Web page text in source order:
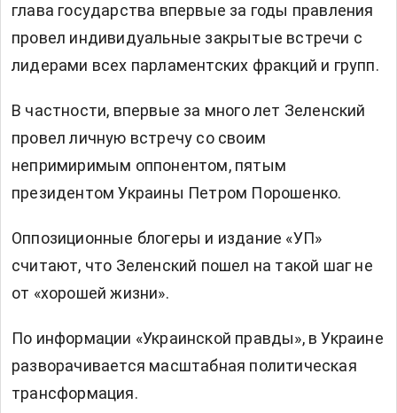
глава государства впервые за годы правления
провел индивидуальные закрытые встречи с
лидерами всех парламентских фракций и групп.
В частности, впервые за много лет Зеленский
провел личную встречу со своим
непримиримым оппонентом, пятым
президентом Украины Петром Порошенко.
Оппозиционные блогеры и издание «УП»
считают, что Зеленский пошел на такой шаг не
от «хорошей жизни».
По информации «Украинской правды», в Украине
разворачивается масштабная политическая
трансформация.